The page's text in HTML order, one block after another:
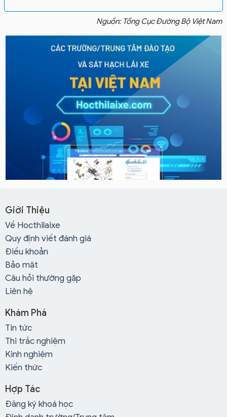
Nguồn: Tổng Cục Đường Bộ Việt Nam
Giới Thiệu
Về Hocthilaixe
Quy định viết đánh giá
Điều khoản
Bảo mật
Câu hỏi thường gặp
Liên hệ
Khám Phá
Tin tức
Thi trắc nghiệm
Kinh nghiệm
Kiến thức
Hợp Tác
Đăng ký khoá học